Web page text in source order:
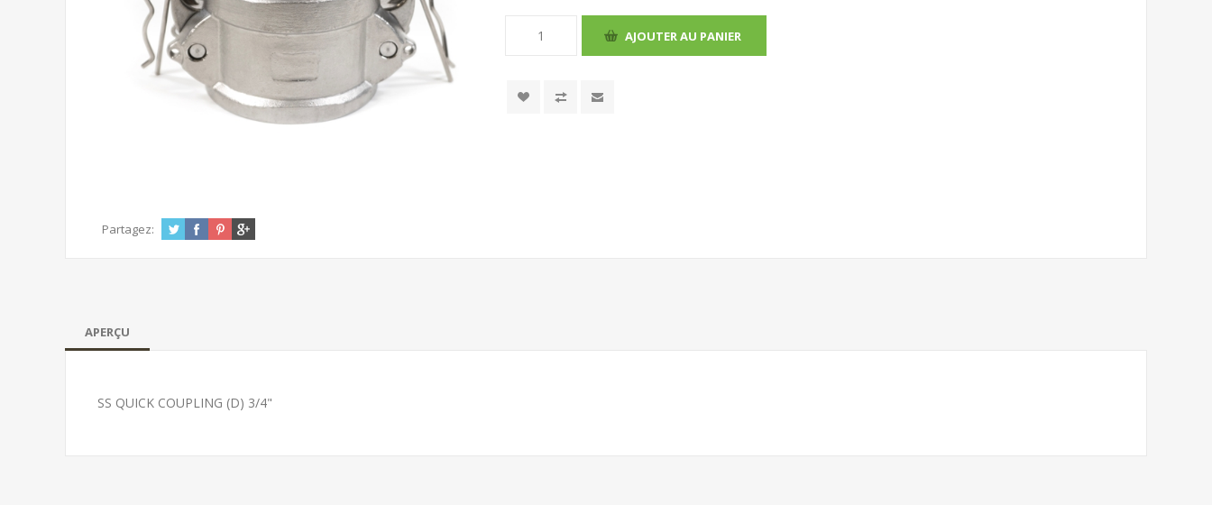
Partagez:
APERÇU
SS QUICK COUPLING (D) 3/4"